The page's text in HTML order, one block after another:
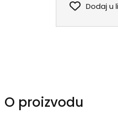
Dodaj u
O proizvodu